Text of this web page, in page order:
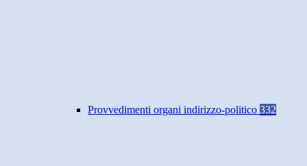
Provvedimenti organi indirizzo-politico 332